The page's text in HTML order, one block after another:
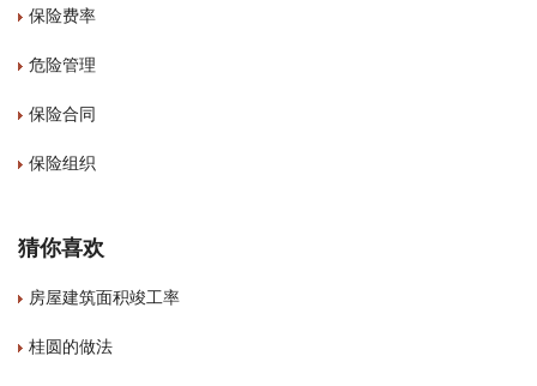
保险费率
危险管理
保险合同
保险组织
猜你喜欢
房屋建筑面积竣工率
桂圆的做法